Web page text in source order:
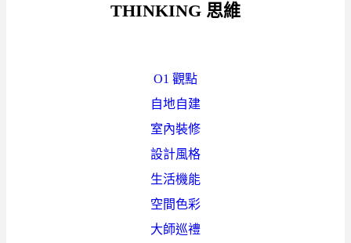
THINKING 思維
O1 觀點
自地自建
室內裝修
設計風格
生活機能
空間色彩
大師巡禮